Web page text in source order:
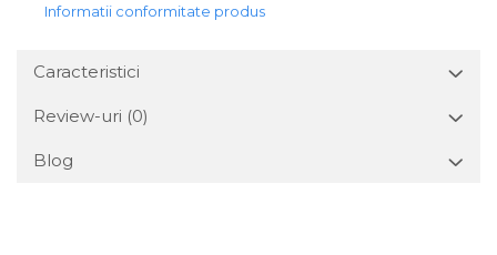
Informatii conformitate produs
Caracteristici
Review-uri (0)
Blog